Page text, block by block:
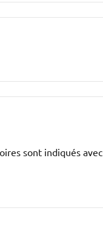
sont indiqués avec